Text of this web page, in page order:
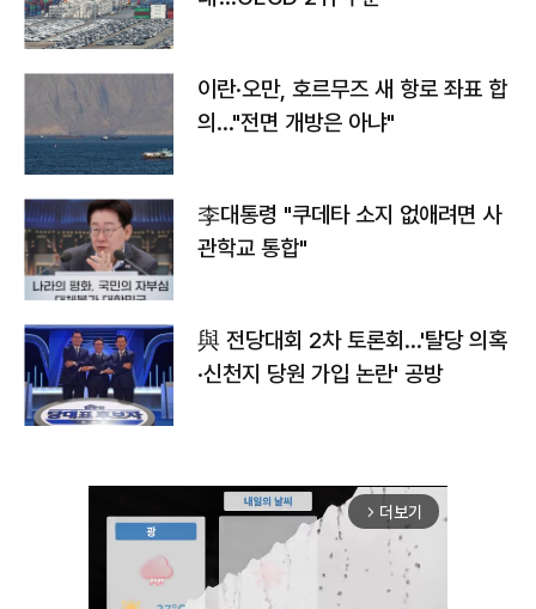
이란·오만, 호르무즈 새 항로 좌표 합
의…"전면 개방은 아냐"
李대통령 "쿠데타 소지 없애려면 사
관학교 통합"
與 전당대회 2차 토론회…'탈당 의혹
·신천지 당원 가입 논란' 공방
arrow_forward_ios 더보기